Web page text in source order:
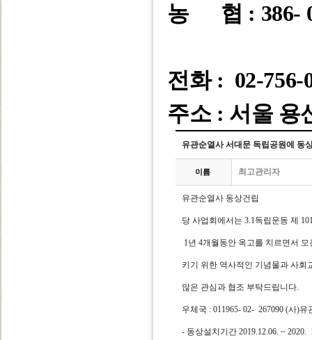
농 협 : 386-
전화 : 02-756-
주소 : 서울 용
유관순열사 서대문 독립공원에 동
이름 최고관리자
유관순열사 동상건립
당 사업회에서는 3.1독립운동 제
1년 4개월동안 옥고를 치르면서
키기 위한 역사적인 기념물과 사
많은 관심과 협조 부탁드립니다.
우체국 : 011965- 02- 267090 (사)
- 동상설치기간 2019.12.06. ~